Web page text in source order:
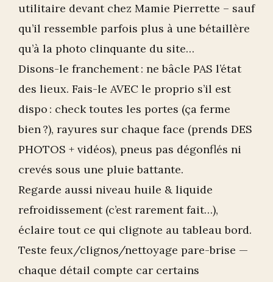
utilitaire devant chez Mamie Pierrette – sauf
qu’il ressemble parfois plus à une bétaillère
qu’à la photo clinquante du site…
Disons-le franchement : ne bâcle PAS l’état
des lieux. Fais-le AVEC le proprio s’il est
dispo : check toutes les portes (ça ferme
bien ?), rayures sur chaque face (prends DES
PHOTOS + vidéos), pneus pas dégonflés ni
crevés sous une pluie battante.
Regarde aussi niveau huile & liquide
refroidissement (c’est rarement fait…),
éclaire tout ce qui clignote au tableau bord.
Teste feux/clignos/nettoyage pare-brise —
chaque détail compte car certains